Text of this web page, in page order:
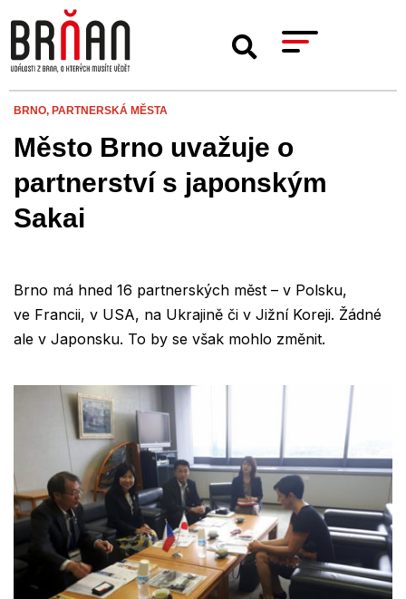
BRNO, PARTNERSKÁ MĚSTA
Město Brno uvažuje o
partnerství s japonským
Sakai
Brno má hned 16 partnerských měst – v Polsku,
ve Francii, v USA, na Ukrajině či v Jižní Koreji. Žádné
ale v Japonsku. To by se však mohlo změnit.